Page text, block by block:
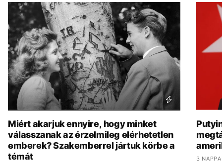
Miért akarjuk ennyire, hogy minket
válasszanak az érzelmileg elérhetetlen
emberek? Szakemberrel jártuk körbe a
témát
3